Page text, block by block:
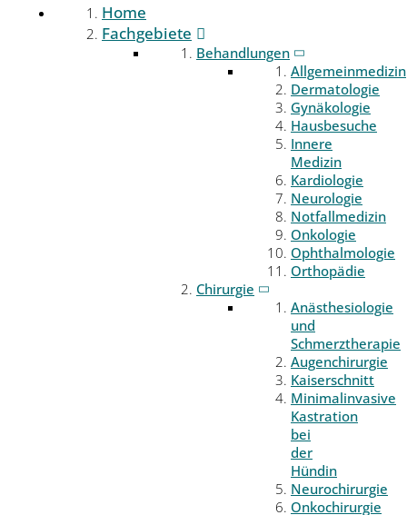
Home
Fachgebiete
Behandlungen
Allgemeinmedizin
Dermatologie
Gynäkologie
Hausbesuche
Innere
Medizin
Kardiologie
Neurologie
Notfallmedizin
Onkologie
Ophthalmologie
Orthopädie
Chirurgie
Anästhesiologie
und
Schmerztherapie
Augenchirurgie
Kaiserschnitt
Minimalinvasive
Kastration
bei
der
Hündin
Neurochirurgie
Onkochirurgie